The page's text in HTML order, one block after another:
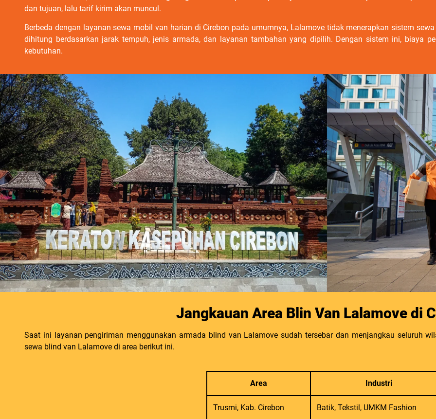
dan tujuan, lalu tarif kirim akan muncul.
Berbeda dengan layanan sewa mobil van harian di Cirebon pada umumnya, Lalamove tidak menerapkan sistem
dihitung berdasarkan jarak tempuh, jenis armada, dan layanan tambahan yang dipilih. Dengan sistem ini, biaya
kebutuhan.
Jangkauan Area Blin Van Lalamove di
Saat ini layanan pengiriman menggunakan armada blind van Lalamove sudah tersebar dan menjangkau seluruh
sewa blind van Lalamove di area berikut ini.
Area Industri
Trusmi, Kab. Cirebon Batik, Tekstil, UMKM Fashion